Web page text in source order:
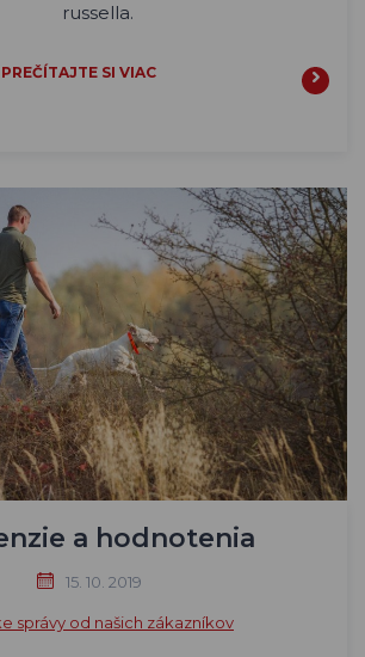
russella.
PREČÍTAJTE SI VIAC
a hodnotenia
15. 10. 2019
správy od našich zákazníkov